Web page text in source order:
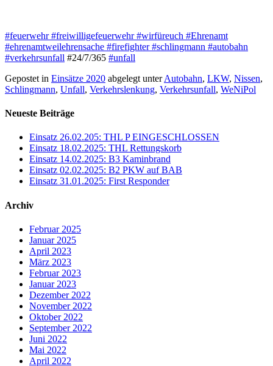
#feuerwehr#freiwilligefeuerwehr#wirfüreuch #Ehrenamt
#ehrenamtweilehrensache #firefighter#schlingmann #autobahn
#verkehrsunfall #24/7/365 #unfall
Gepostet in Einsätze 2020 abgelegt unterAutobahn, LKW, Nissen,
Schlingmann, Unfall, Verkehrslenkung, Verkehrsunfall, WeNiPol
Neueste Beiträge
Einsatz 26.02.205: THL P EINGESCHLOSSEN
Einsatz 18.02.2025: THL Rettungskorb
Einsatz 14.02.2025: B3 Kaminbrand
Einsatz 02.02.2025: B2 PKW auf BAB
Einsatz 31.01.2025: First Responder
Archiv
Februar 2025
Januar 2025
April 2023
März 2023
Februar 2023
Januar 2023
Dezember 2022
November 2022
Oktober 2022
September 2022
Juni 2022
Mai 2022
April 2022